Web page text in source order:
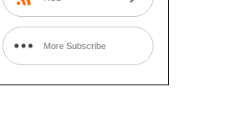
More Subscribe
Options